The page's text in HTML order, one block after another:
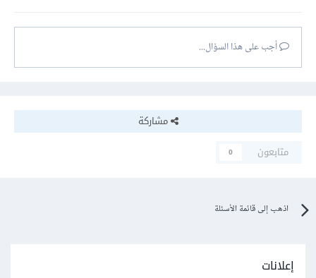
أجب على هذا السؤال...
مشاركة
متابعون
0
اذهب إلى قائمة الأسئلة
إعلانات